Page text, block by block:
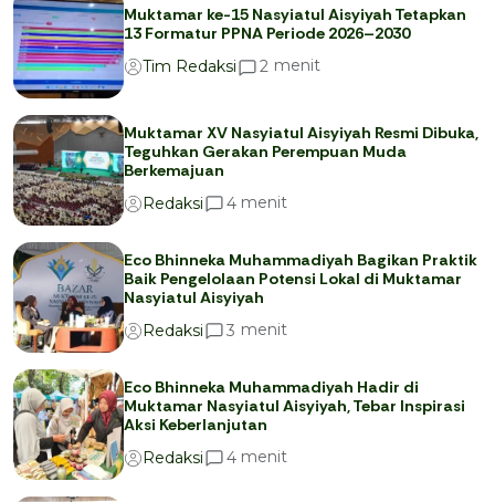
Muktamar ke-15 Nasyiatul Aisyiyah Tetapkan
13 Formatur PPNA Periode 2026–2030
Tim Redaksi
2 menit
Muktamar XV Nasyiatul Aisyiyah Resmi Dibuka,
Teguhkan Gerakan Perempuan Muda
Berkemajuan
Redaksi
4 menit
Eco Bhinneka Muhammadiyah Bagikan Praktik
Baik Pengelolaan Potensi Lokal di Muktamar
Nasyiatul Aisyiyah
Redaksi
3 menit
Eco Bhinneka Muhammadiyah Hadir di
Muktamar Nasyiatul Aisyiyah, Tebar Inspirasi
Aksi Keberlanjutan
Redaksi
4 menit